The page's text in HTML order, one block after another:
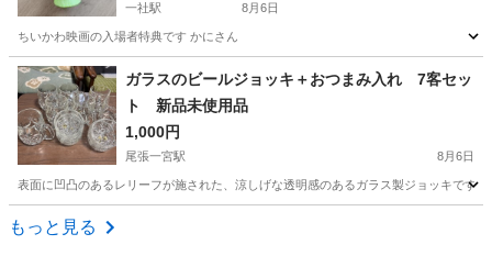
一社駅 8月6日
ちいかわ映画の入場者特典です かにさん
愛知 名古屋市 一社駅 ノベルティグッズ
ガラスのビールジョッキ＋おつまみ入れ 7客セッ
ト 新品未使用品
1,000円
尾張一宮駅 8月6日
表面に凹凸のあるレリーフが施された、涼しげな透明感のあるガラス製ジョッキです
愛知 一宮市
もっと見る